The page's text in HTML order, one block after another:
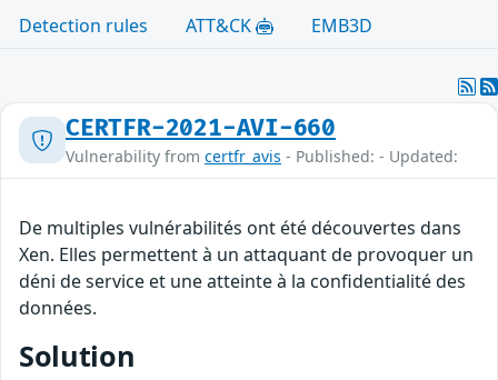
Detection rules
ATT&CK EMB3D
CERTFR-2021-AVI-660
Vulnerability from certfr_avis - Published: - Updated:
De multiples vulnérabilités ont été découvertes dans
Xen. Elles permettent à un attaquant de provoquer un
déni de service et une atteinte à la confidentialité des
données.
Solution